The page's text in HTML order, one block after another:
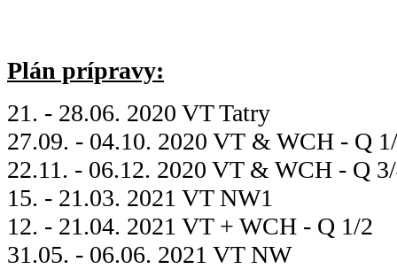
Plán prípravy:
21. - 28.06. 2020 VT Tatry
27.09. - 04.10. 2020 VT & WCH - Q
22.11. - 06.12. 2020 VT & WCH - Q
15. - 21.03. 2021 VT NW1
12. - 21.04. 2021 VT + WCH - Q 1/2
31.05. - 06.06. 2021 VT NW